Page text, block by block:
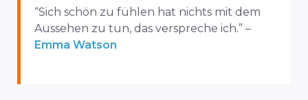
“Sich schön zu fühlen hat nichts mit dem
Aussehen zu tun, das verspreche ich.” –
Emma Watson